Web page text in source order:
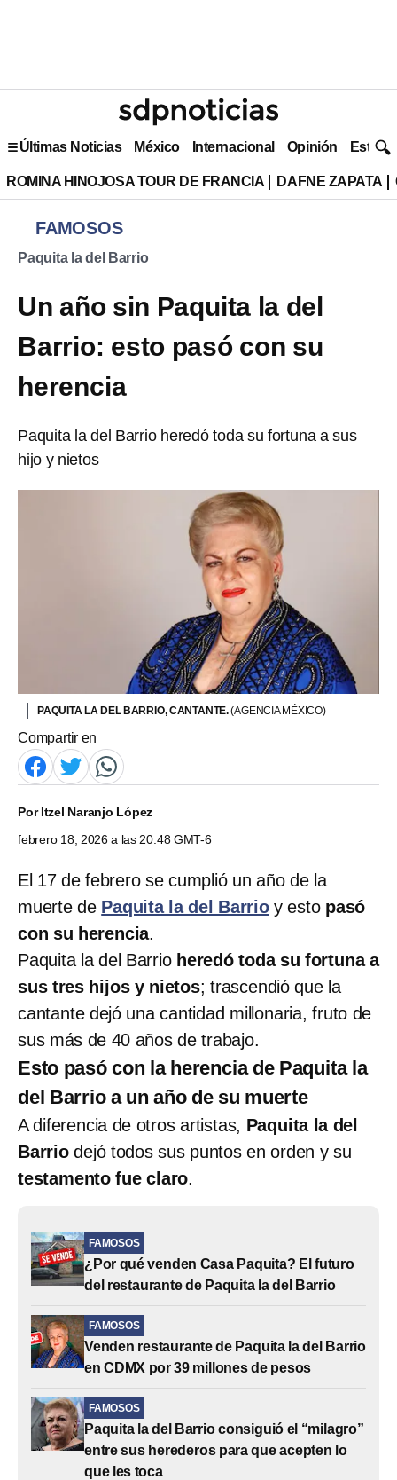
Últimas Noticias México Internacional Opinión Estilo
ROMINA HINOJOSA TOUR DE FRANCIA DAFNE ZAPATA
FAMOSOS
Paquita la del Barrio
Un año sin Paquita la del
Barrio: esto pasó con su
herencia
Paquita la del Barrio heredó toda su fortuna a sus
hijo y nietos
PAQUITA LA DEL BARRIO, CANTANTE.(AGENCIA MÉXICO)
Compartir en
PorItzel Naranjo López
febrero 18, 2026 a las 20:48 GMT-6
El 17 de febrero se cumplió un año de la
muerte de Paquita la del Barrioy esto pasó
con su herencia.
Paquita la del Barrioheredó toda su fortuna a
sus tres hijos y nietos; trascendió que la
cantante dejó una cantidad millonaria, fruto de
sus más de 40 años de trabajo.
Esto pasó con la herencia de Paquita la
del Barrio a un año de su muerte
A diferencia de otros artistas, Paquita la del
Barriodejó todos sus puntos en orden y su
testamento fue claro.
FAMOSOS
¿Por qué venden Casa Paquita? El futuro
del restaurante de Paquita la del Barrio
FAMOSOS
Venden restaurante de Paquita la del Barrio
en CDMX por 39 millones de pesos
FAMOSOS
Paquita la del Barrio consiguió el “milagro”
entre sus herederos para que acepten lo
que les toca